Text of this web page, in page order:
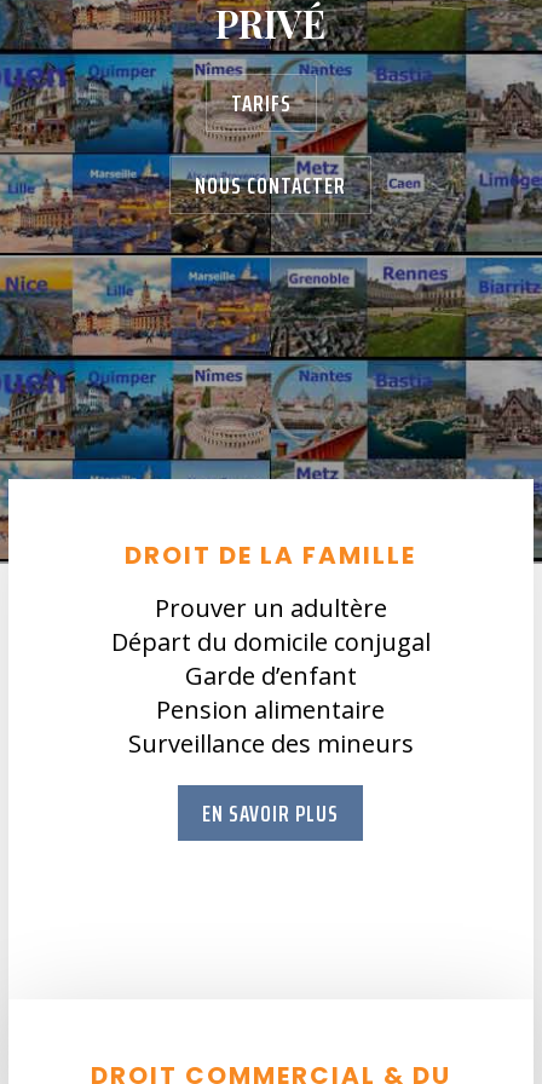
PRIVÉ
TARIFS
NOUS CONTACTER
DROIT DE LA FAMILLE
Prouver un adultère
Départ du domicile conjugal
Garde d’enfant
Pension alimentaire
Surveillance des mineurs
EN SAVOIR PLUS
DROIT COMMERCIAL & DU